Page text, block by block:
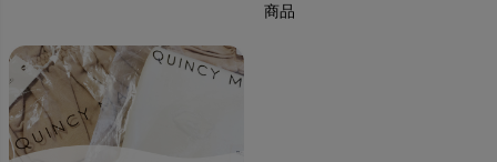
商品